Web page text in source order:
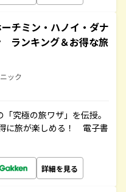
チミン・ハノイ・ダナ
ランキング＆お得な旅
ック
究極の旅ワザ」を伝授。
に旅が楽しめる！ 電子書
詳細を見る